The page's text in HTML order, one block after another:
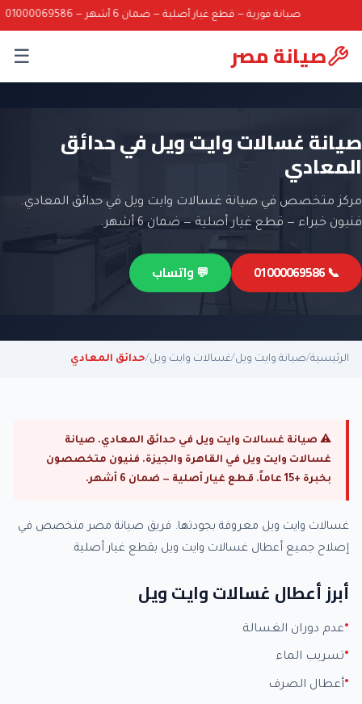
صيانة فورية — قطع غيار أصلية — ضمان 6 أشهر — 01000069586
صيانة مصر ☰
صيانة غسالات وايت ويل في حدائق
المعادي
مركز متخصص في صيانة غسالات وايت ويل في حدائق المعادي.
فنيون خبراء — قطع غيار أصلية — ضمان 6 أشهر.
📞 01000069586 💬 واتساب
الرئيسية/صيانة وايت ويل/غسالات وايت ويل/حدائق المعادي
⚠ صيانة غسالات وايت ويل في حدائق المعادي. صيانة
غسالات وايت ويل في القاهرة والجيزة. فنيون متخصصون
بخبرة +15 عاماً. قطع غيار أصلية — ضمان 6 أشهر.
غسالات وايت ويل معروفة بجودتها. فريق صيانة مصر متخصص في
إصلاح جميع أعطال غسالات وايت ويل بقطع غيار أصلية.
أبرز أعطال غسالات وايت ويل
عدم دوران الغسالة
تسريب الماء
أعطال الصرف